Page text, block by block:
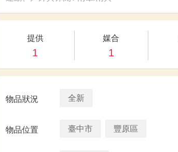
提供
1
媒合
1
物品狀況 全新
物品位置 臺中市 豐原區